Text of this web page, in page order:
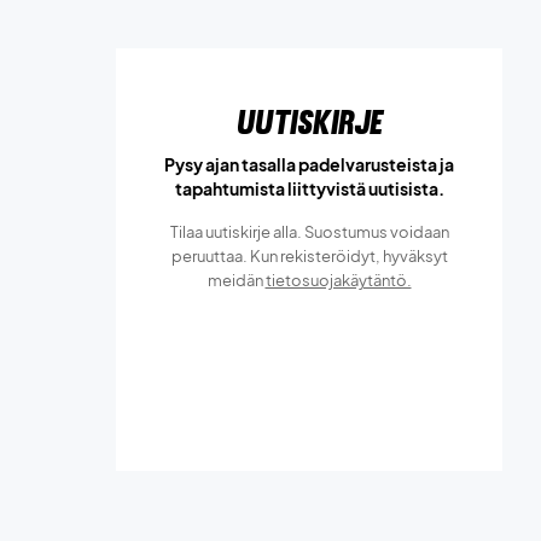
Uutiskirje
Pysy ajan tasalla padelvarusteista ja
tapahtumista liittyvistä uutisista.
Tilaa uutiskirje alla. Suostumus voidaan
peruuttaa. Kun rekisteröidyt, hyväksyt
meidäntietosuojakäytäntö.